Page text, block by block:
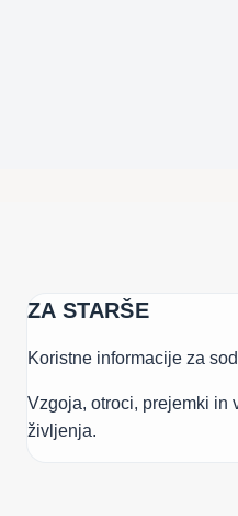
ZA STARŠE
Koristne informacije za
Vzgoja, otroci, prejemki in
življenja.